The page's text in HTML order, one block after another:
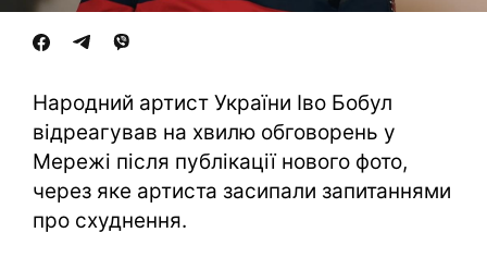
Народний артист України Іво Бобул
відреагував на хвилю обговорень у
Мережі після публікації нового фото,
через яке артиста засипали запитаннями
про схуднення.